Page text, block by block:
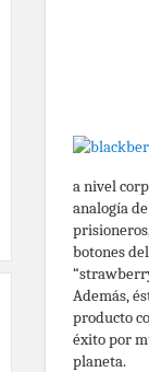
a nivel
analogía
botones
Además,
producto
éxito por
planeta.